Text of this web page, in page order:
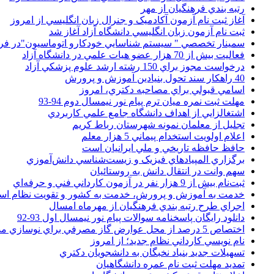
رتبه بندي فرهنگيان از مهر
آغاز ثبت نام آزمون آکادميک و جنرال زبان انگليسي از امروز
ثبت نام آزمون زبان انگليسي دانشگاه آزاد آغاز شد
سمينار تخصصي " سيستم شناسايي خودکارو اتوماسيون"در
فعاليت بيش از 70 هزار عضو هيات علمي در دانشگاه آزاد
درخواست مجوز براي 150 رشته ارشد علوم پزشکي آزاد
40 راهکار سند تحول بنيادين آموزش و پرورش
اسامي قبولي براي مصاحبه دکتري، امروز
مهلت ثبت نمره میان ترم پیام نور نیمسال دوم 94-93
اشتغالزايي از اهداف دانشگاه جامع علمي کاربردي
تجليل از معلمان نمونه شهرستان رباط کريم
اعلام اولويت استخدام پيماني 5 هزار معلم
حافظ حافظه تاريخي و ملي ايرانيان است
برگزاري المپيادهاي فيزيک و زيست‌شناسي دانش‌آموزي
سهم وانت در انتقال دانش به روستائيان
ثبت‌نام بيش از 9 هزار نفر در آزمون کارداني فني و حرفه‌اي
خدمت به آموزش و پرورش، خدمت به کشور و تقويت نظام
اجراي طرح رتبه بندي فرهنگيان از مهرماه امسال
دانلود رایگان پاسخنامه سوالات پیام نور نیمسال اول 93-92
اختصاص 5 درصد از محل عوارض گاز مصرفي براي نوسازي مدارس
نام نويسي کارداني نظام جديد؛ از امروز
تسهيلات جديد بنياد نخبگان به دانشجويان دکتري
تمديد مهلت ثبت نام عمره دانشگاهيان